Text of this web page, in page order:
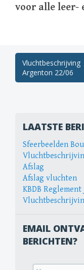
voor alle leer-
Vluchtbeschrijving
Argenton 22/06
LAATSTE
Sfeerbeelden
Afslag
Afslag vluchten
KBDB
EMAIL
BERICHTEN?